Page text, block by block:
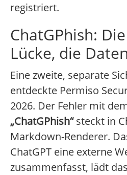
registriert.
ChatGPhish:
Lücke, die
Eine zweite, separate
entdeckte Permiso
2026. Der Fehler mit
„ChatGPhish“steckt in
Markdown-Renderer.
ChatGPT eine externe
zusammenfasst, lädt